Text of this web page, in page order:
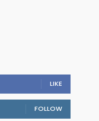
LIKE
FOLLOW